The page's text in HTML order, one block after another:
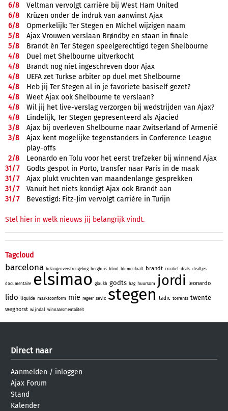
6/8
Veltman vervolgt carrière bij West Ham United
6/8
Krüzen onder de indruk van aanwinst Ajax
6/8
Opmerkelijk: Ter Stegen en Míchel wijzigen naam
5/8
Ajax Vrouwen verslaan Brøndby en staan in finale
5/8
Brandt én Ter Stegen speelgerechtigd tegen Shelbourne
4/8
Duel met Shelbourne uitverkocht
4/8
Brandt nog niet ingeschreven door Ajax
4/8
UEFA zet Turkse arbiter op duel met Shelbourne
4/8
Heb jij Ter Stegen al in je favoriete basiself gezet?
4/8
Weet Ajax ook Shelbourne te verslaan?
4/8
Wil jij het live-verslag verzorgen bij wedstrijden van Ajax?
4/8
Eindelijk, Ter Stegen gepresenteerd als Ajacied
3/8
Ajax bij overleven Shelbourne naar Zwitserland of Armenië
3/8
Ajax kent mogelijke tegenstanders in Conference League
play-offs
2/8
Leonardo en Tolu voor het eerst trefzeker bij winnend Ajax
31/7
Godts gespot in Porto, transfer naar Paris in de maak
31/7
Ajax plukt vruchten van maandenlange gesprekken
31/7
Vanuit het niets kondigt Ajax ook Brandt aan
31/7 Bevestigd: Fitz-Jim vervolgt carrière in Turijn
Stel hier in welk nieuws jij belangrijk vindt.
Tagcloud
barcelona belangenverstrengeling berghuis blind blumenkraft brandt creatief deals dealtjes
documentaire elsimao gloukh godts hag huursom jordi leonardo
lido liquide marktconform mie regeer sevic stegen tadic torrents twente
weghorst wijndal winnaarsmentaliteit
Direct naar
Aanmelden / inloggen
Ajax Forum
Stand
Kalender